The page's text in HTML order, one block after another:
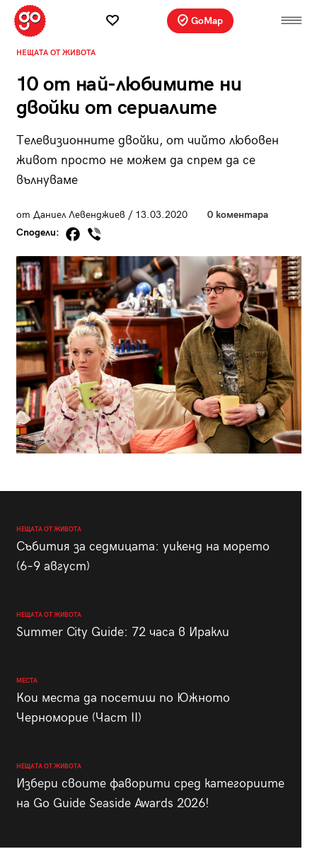
GoMap
НЕЩАТА ОТ ЖИВОТА
10 от най-любимите ни
двойки от сериалите
Телевизионните двойки, от чийто любовен
живот просто не можем да спрем да се
вълнуваме
от Даниел Левенджиев / 13.03.2020
0 коментара
Сподели:
НЕЩАТА ОТ ЖИВОТА
Събития за седмицата: уикенд на морето
(6–9 август)
НЕЩАТА ОТ ЖИВОТА
Summer City Guide: 72 часа в Иракли
МЕСТА
Кои места да посетиш по Южното
Черноморие (Част II)
НЕЩАТА ОТ ЖИВОТА
Избери своите фаворити сред категориите
на Go Guide Seaside Awards 2026!